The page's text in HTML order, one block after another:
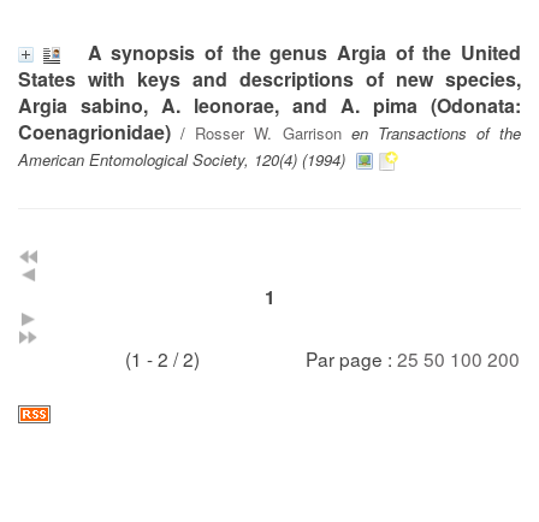
A synopsis of the genus Argia of the United
States with keys and descriptions of new species,
Argia sabino, A. leonorae, and A. pima (Odonata:
Coenagrionidae) / Rosser W. Garrison en Transactions of the
American Entomological Society, 120(4) (1994)
1
(1 - 2 / 2) Par page : 25 50 100 200